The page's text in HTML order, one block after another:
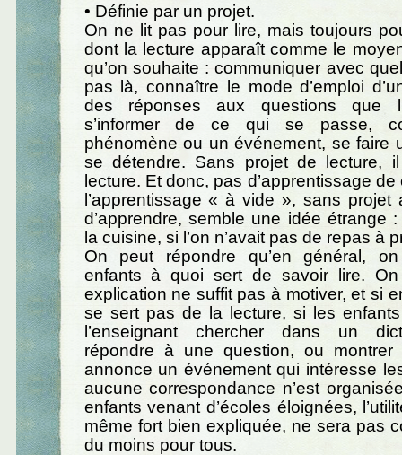
• Définie par un projet.
On ne lit pas pour lire, mais toujours
dont la lecture apparaît comme le
qu’on souhaite : communiquer avec
pas là, connaître le mode d’emploi
des réponses aux questions que
s’informer de ce qui se passe,
phénomène ou un événement, se faire
se détendre. Sans projet de lecture,
lecture. Et donc, pas d’apprentissage
l’apprentissage « à vide », sans projet
d’apprendre, semble une idée étrange
la cuisine, si l’on n’avait pas de repas à
On peut répondre qu’en général,
enfants à quoi sert de savoir lire. On
explication ne suffit pas à motiver, et si
se sert pas de la lecture, si les
l’enseignant chercher dans un
répondre à une question, ou
annonce un événement qui intéresse
aucune correspondance n’est
enfants venant d’écoles éloignées,
même fort bien expliquée, ne sera pas
du moins pour tous.